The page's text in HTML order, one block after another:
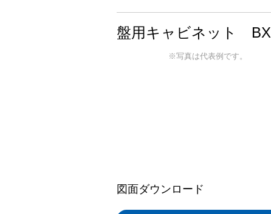
盤用キャビネット BX
※写真は代表例です。
図面ダウンロード